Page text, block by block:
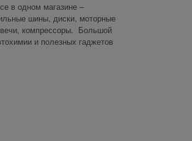
в одном магазине –
шины, диски, моторные
компрессоры. Большой
и полезных гаджетов